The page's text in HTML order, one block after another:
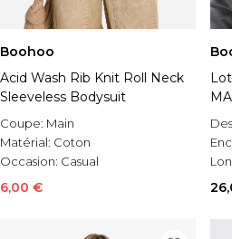
Boohoo
Acid Wash Rib Knit Roll Neck
Sleeveless Bodysuit
Coupe: Main
Matérial: Coton
Occasion: Casual
6,00 €